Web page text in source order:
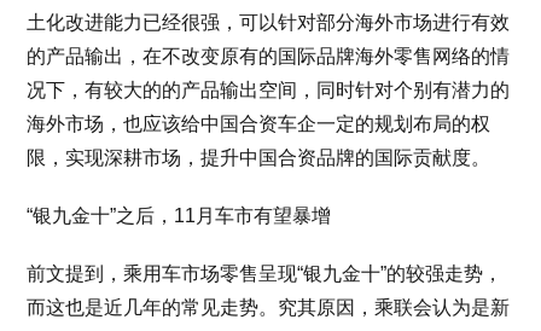
土化改进能力已经很强，可以针对部分海外市场进行有效
的产品输出，在不改变原有的国际品牌海外零售网络的情
况下，有较大的的产品输出空间，同时针对个别有潜力的
海外市场，也应该给中国合资车企一定的规划布局的权
限，实现深耕市场，提升中国合资品牌的国际贡献度。
“银九金十”之后，11月车市有望暴增
前文提到，乘用车市场零售呈现“银九金十”的较强走势，
而这也是近几年的常见走势。究其原因，乘联会认为是新